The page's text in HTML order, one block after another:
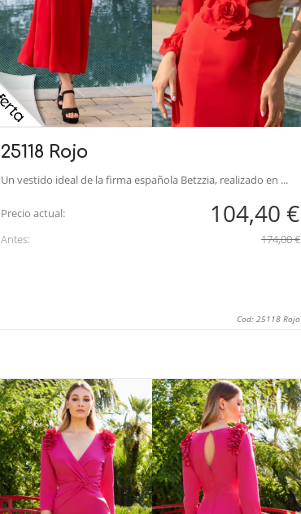
25118 Rojo
Un vestido ideal de la firma española Betzzia, realizado en ...
Precio actual: 104,40 €
Antes: 174,00 €
Cod: 25118 Rojo